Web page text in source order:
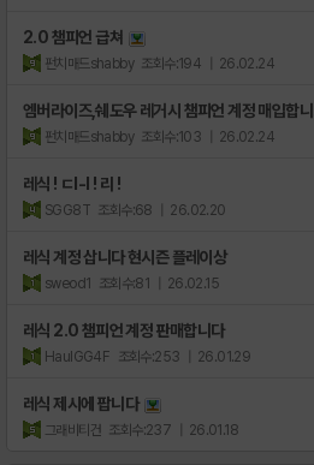
2.0 챔피언 급쳐
펀치매드shabby 조회수:194 | 26.02.24
엠버라이즈,쉐도우 레거시 챔피언 계정 매입합
펀치매드shabby 조회수:103 | 26.02.24
레식 ! ㄷI-I ! 리 !
SGG8T 조회수:68 | 26.02.20
레식 계정 삽니다 현시즌 플레이상
sweod1 조회수:81 | 26.02.15
레식 2.0 챔피언 계정 판매합니다
HaulGG4F 조회수:253 | 26.01.29
레식 제시에 팝니다
그래비티건 조회수:237 | 26.01.18